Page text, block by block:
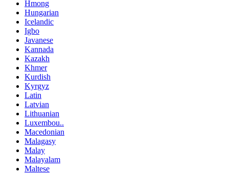
Hmong
Hungarian
Icelandic
Igbo
Javanese
Kannada
Kazakh
Khmer
Kurdish
Kyrgyz
Latin
Latvian
Lithuanian
Luxembou..
Macedonian
Malagasy
Malay
Malayalam
Maltese